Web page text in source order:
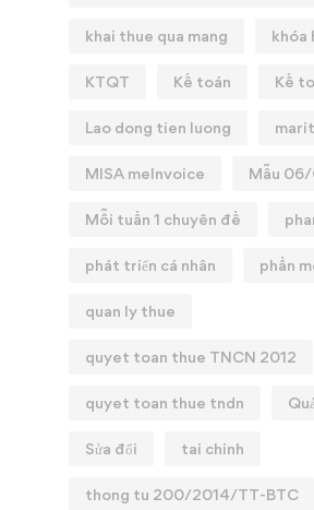
khai thue qua mang khóa
KTQT Kế toán Kế
Lao dong tien luong
MISA meInvoice Mẫu
Mỗi tuần 1 chuyên đề
phát triển cá nhân phần
quan ly thue
quyet toan thue TNCN 2012
quyet toan thue tndn
Sửa đổi tai chinh
thong tu 200/2014/TT-BTC